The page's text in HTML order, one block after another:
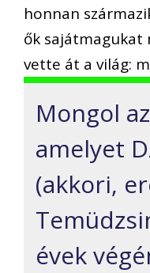
honnan
ők sajátmagukat
vette át a világ:
Mongol
amelyet
(akkori,
évek